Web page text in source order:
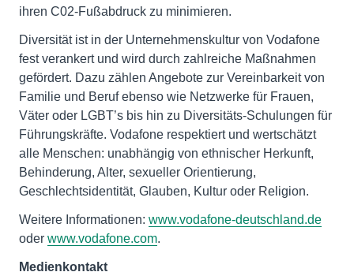
ihren C02-Fußabdruck zu minimieren.
Diversität ist in der Unternehmenskultur von Vodafone
fest verankert und wird durch zahlreiche Maßnahmen
gefördert. Dazu zählen Angebote zur Vereinbarkeit von
Familie und Beruf ebenso wie Netzwerke für Frauen,
Väter oder LGBT’s bis hin zu Diversitäts-Schulungen für
Führungskräfte. Vodafone respektiert und wertschätzt
alle Menschen: unabhängig von ethnischer Herkunft,
Behinderung, Alter, sexueller Orientierung,
Geschlechtsidentität, Glauben, Kultur oder Religion.
Weitere Informationen: www.vodafone-deutschland.de
oder www.vodafone.com.
Medienkontakt